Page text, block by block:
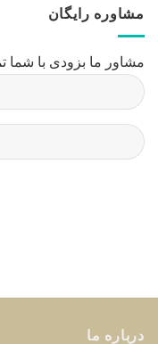
مشاوره رایگان
مشاور ما بزودی با
درباره ما